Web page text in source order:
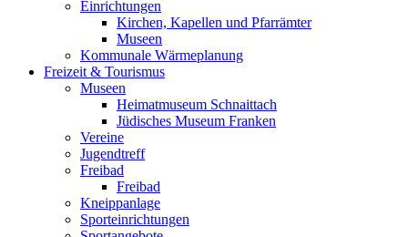
Einrichtungen
Kirchen, Kapellen und Pfarrämter
Museen
Kommunale Wärmeplanung
Freizeit & Tourismus
Museen
Heimatmuseum Schnaittach
Jüdisches Museum Franken
Vereine
Jugendtreff
Freibad
Freibad
Kneippanlage
Sporteinrichtungen